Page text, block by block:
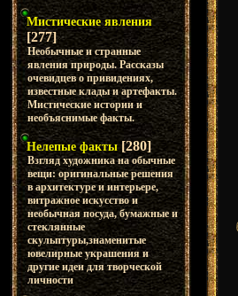
Мистические явления
[277]
Необычные и странные
явления природы. Рассказы
очевидцев о привидениях,
известные клады и артефакты.
Мистические истории и
необъяснимые факты.
Нелепые факты [280]
Взгляд художника на обычные
вещи: оригинальные решения
в архитектуре и интерьере,
витражное искусство и
необычная посуда, бумажные и
стеклянные
скульптуры,знаменитые
ювелирные украшения и
другие идеи для творческой
личности